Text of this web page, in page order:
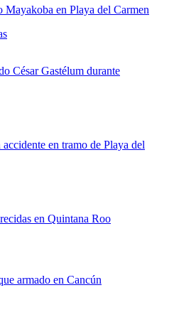
en Playa del Carmen
César Gastélum durante
en tramo de Playa del
en Quintana Roo
armado en Cancún